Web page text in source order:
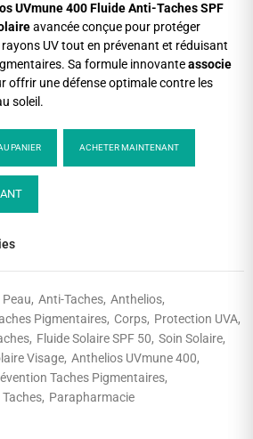
UVmune 400 Fluide Anti-Taches SPF
avancée conçue pour protéger
UV tout en prévenant et réduisant
Sa formule innovanteassocie
offrir une défense optimale contre les
soleil.
PANIER ACHETER MAINTENANT
Peau Anti-Taches Anthelios
Pigmentaires Corps Protection UVA
Fluide Solaire SPF 50 Soin Solaire
Visage Anthelios UVmune 400
Taches Pigmentaires
Parapharmacie